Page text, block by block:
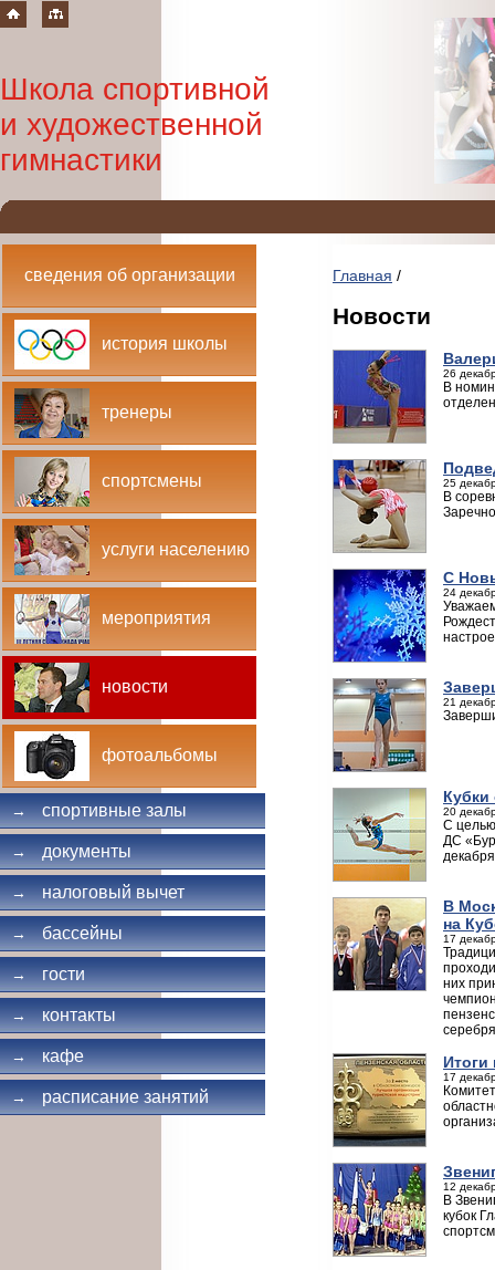
Школа спортивной
и художественной
гимнастики
сведения об организации
история школы
тренеры
спортсмены
услуги населению
мероприятия
новости
фотоальбомы
→ спортивные залы
→ документы
→ налоговый вычет
→ бассейны
→ гости
→ контакты
→ кафе
→ расписание занятий
Главная /
Новости
26
В
25
В
С
24
21
Кубки
20
С целью
ДС
В
на
17
них
Итоги
17
12
В
кубок